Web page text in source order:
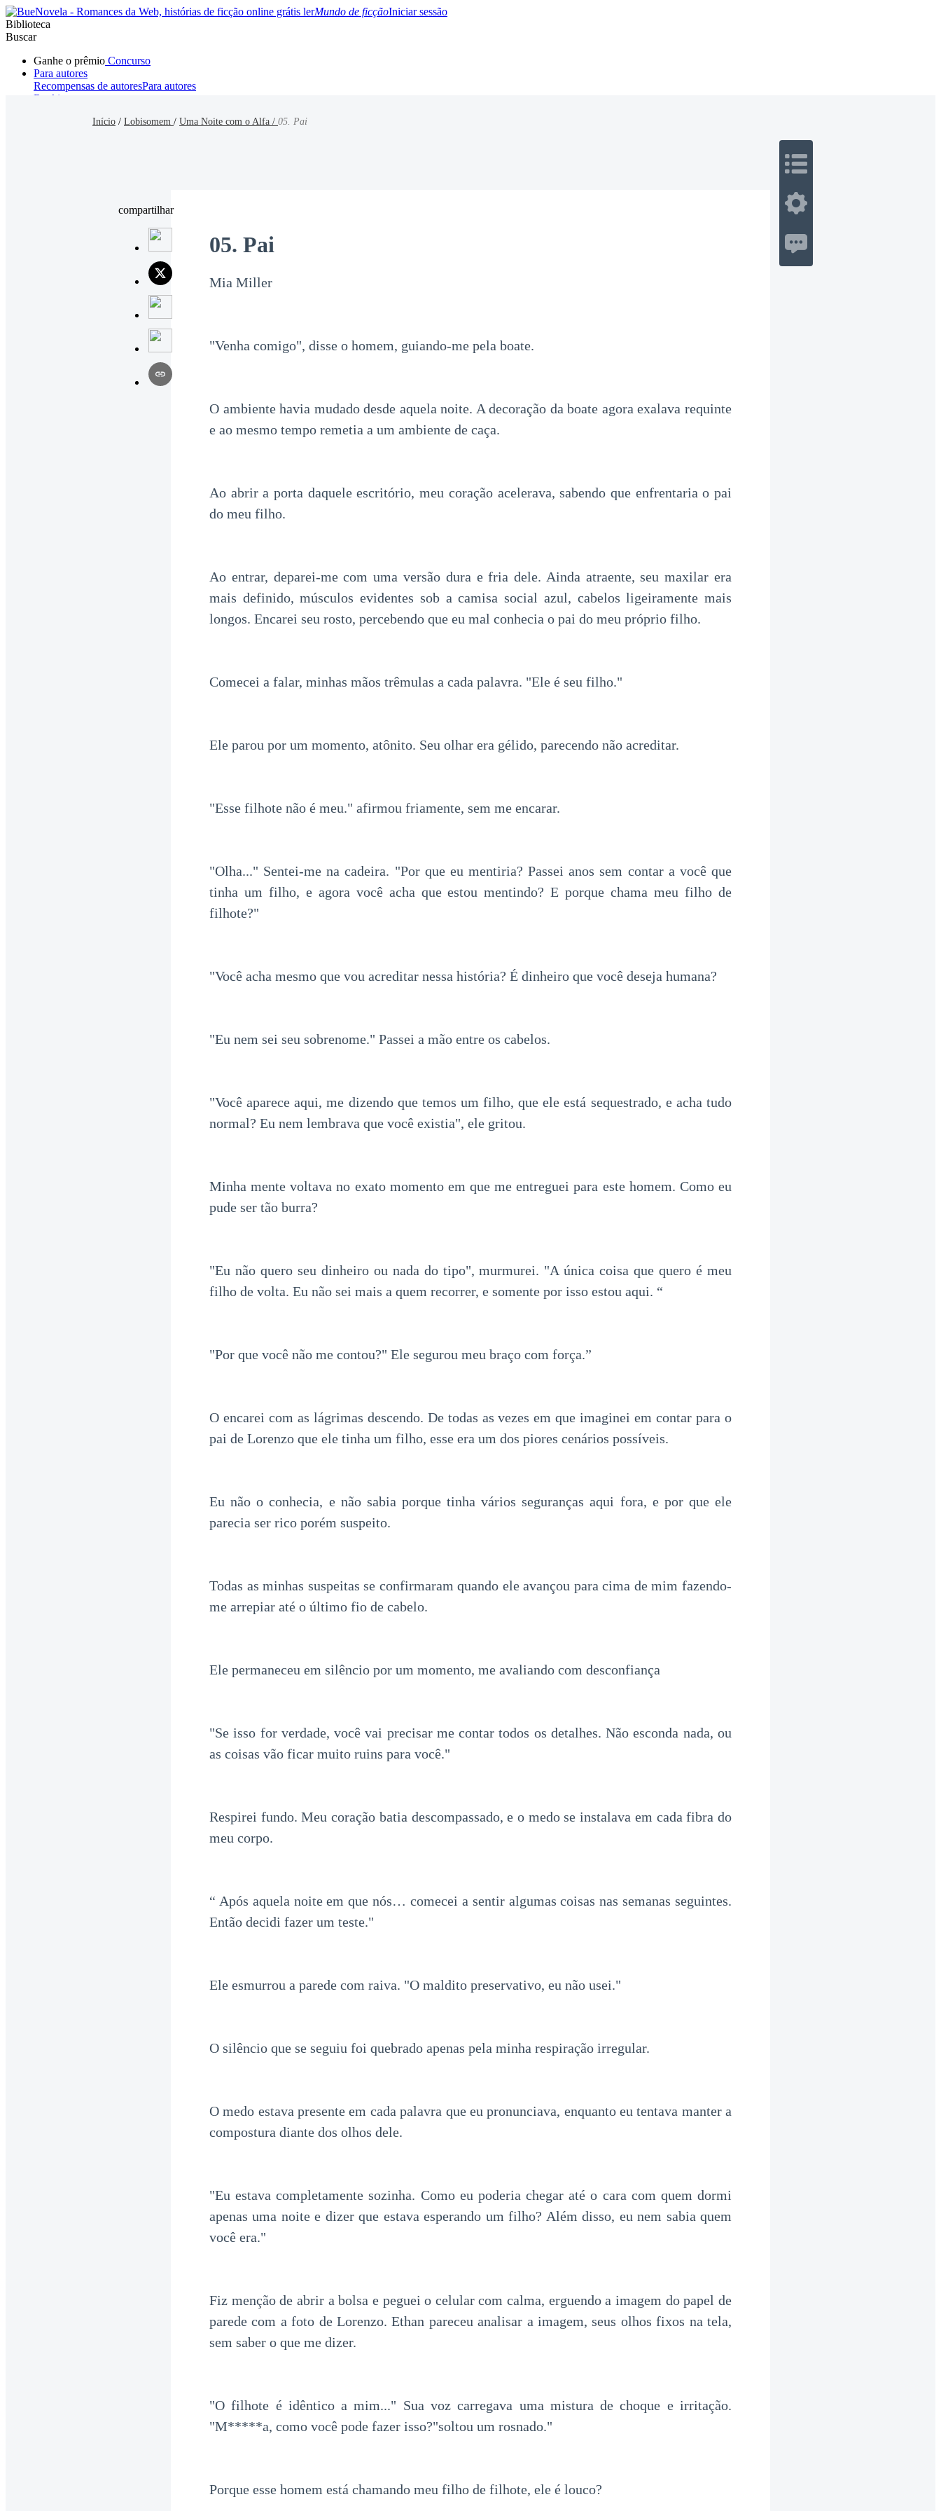
Mundo de ficçãoIniciar sessão
Biblioteca
Buscar
Ganhe o prêmio Concurso
Para autores
Recompensas de autoresPara autores
Ranking
Início / Lobisomem / Uma Noite com o Alfa / 05. Pai
compartilhar
05. Pai
Mia Miller
"Venha comigo", disse o homem, guiando-me pela boate.
O ambiente havia mudado desde aquela noite. A decoração da boate agora exalava requinte
e ao mesmo tempo remetia a um ambiente de caça.
Ao abrir a porta daquele escritório, meu coração acelerava, sabendo que enfrentaria o pai
do meu filho.
Ao entrar, deparei-me com uma versão dura e fria dele. Ainda atraente, seu maxilar era
mais definido, músculos evidentes sob a camisa social azul, cabelos ligeiramente mais
longos. Encarei seu rosto, percebendo que eu mal conhecia o pai do meu próprio filho.
Comecei a falar, minhas mãos trêmulas a cada palavra. "Ele é seu filho."
Ele parou por um momento, atônito. Seu olhar era gélido, parecendo não acreditar.
"Esse filhote não é meu." afirmou friamente, sem me encarar.
"Olha..." Sentei-me na cadeira. "Por que eu mentiria? Passei anos sem contar a você que
tinha um filho, e agora você acha que estou mentindo? E porque chama meu filho de
filhote?"
"Você acha mesmo que vou acreditar nessa história? É dinheiro que você deseja humana?
"Eu nem sei seu sobrenome." Passei a mão entre os cabelos.
"Você aparece aqui, me dizendo que temos um filho, que ele está sequestrado, e acha tudo
normal? Eu nem lembrava que você existia", ele gritou.
Minha mente voltava no exato momento em que me entreguei para este homem. Como eu
pude ser tão burra?
"Eu não quero seu dinheiro ou nada do tipo", murmurei. "A única coisa que quero é meu
filho de volta. Eu não sei mais a quem recorrer, e somente por isso estou aqui. “
"Por que você não me contou?" Ele segurou meu braço com força.”
O encarei com as lágrimas descendo. De todas as vezes em que imaginei em contar para o
pai de Lorenzo que ele tinha um filho, esse era um dos piores cenários possíveis.
Eu não o conhecia, e não sabia porque tinha vários seguranças aqui fora, e por que ele
parecia ser rico porém suspeito.
Todas as minhas suspeitas se confirmaram quando ele avançou para cima de mim fazendo-
me arrepiar até o último fio de cabelo.
Ele permaneceu em silêncio por um momento, me avaliando com desconfiança
"Se isso for verdade, você vai precisar me contar todos os detalhes. Não esconda nada, ou
as coisas vão ficar muito ruins para você."
Respirei fundo. Meu coração batia descompassado, e o medo se instalava em cada fibra do
meu corpo.
“ Após aquela noite em que nós… comecei a sentir algumas coisas nas semanas seguintes.
Então decidi fazer um teste."
Ele esmurrou a parede com raiva. "O maldito preservativo, eu não usei."
O silêncio que se seguiu foi quebrado apenas pela minha respiração irregular.
O medo estava presente em cada palavra que eu pronunciava, enquanto eu tentava manter a
compostura diante dos olhos dele.
"Eu estava completamente sozinha. Como eu poderia chegar até o cara com quem dormi
apenas uma noite e dizer que estava esperando um filho? Além disso, eu nem sabia quem
você era."
Fiz menção de abrir a bolsa e peguei o celular com calma, erguendo a imagem do papel de
parede com a foto de Lorenzo. Ethan pareceu analisar a imagem, seus olhos fixos na tela,
sem saber o que me dizer.
"O filhote é idêntico a mim..." Sua voz carregava uma mistura de choque e irritação.
"M*****a, como você pode fazer isso?"soltou um rosnado."
Porque esse homem está chamando meu filho de filhote, ele é louco?